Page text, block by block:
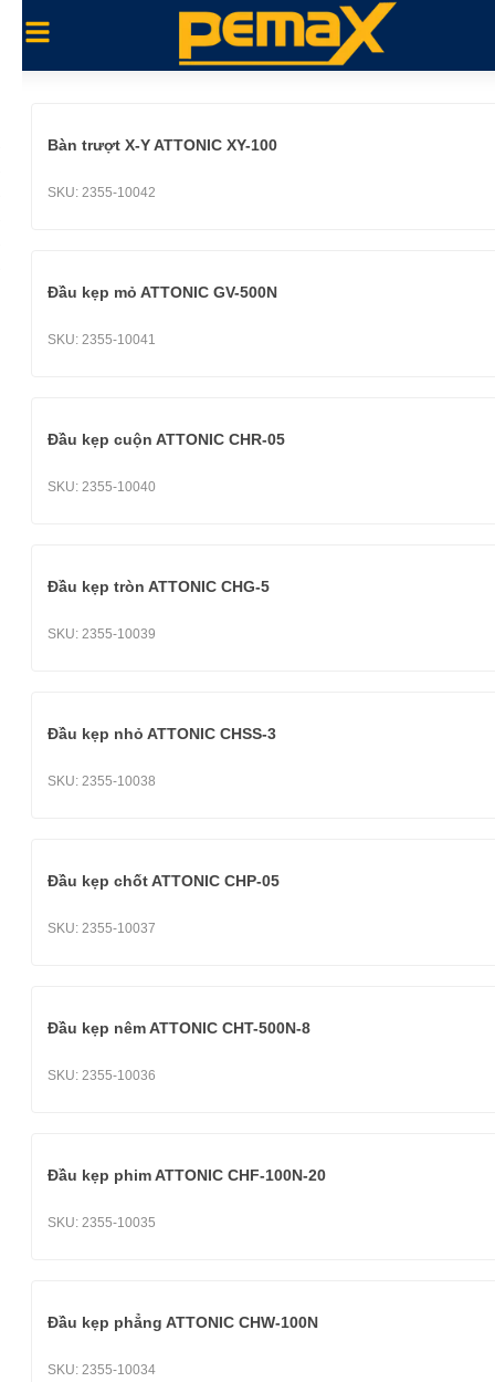
Bàn trượt X-Y ATTONIC XY-100
SKU: 2355-10042
Đầu kẹp mỏ ATTONIC GV-500N
SKU: 2355-10041
Đầu kẹp cuộn ATTONIC CHR-05
SKU: 2355-10040
Đầu kẹp tròn ATTONIC CHG-5
SKU: 2355-10039
Đầu kẹp nhỏ ATTONIC CHSS-3
SKU: 2355-10038
Đầu kẹp chốt ATTONIC CHP-05
SKU: 2355-10037
Đầu kẹp nêm ATTONIC CHT-500N-8
SKU: 2355-10036
Đầu kẹp phim ATTONIC CHF-100N-20
SKU: 2355-10035
Đầu kẹp phẳng ATTONIC CHW-100N
SKU: 2355-10034